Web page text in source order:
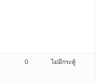
0 ไม่มีกระทู้